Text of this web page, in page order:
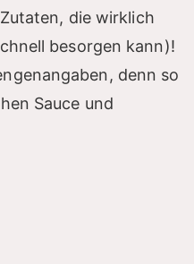
die wirklich
besorgen kann)!
denn so
Sauce und